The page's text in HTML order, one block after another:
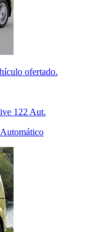
ofertado.
122 Aut.